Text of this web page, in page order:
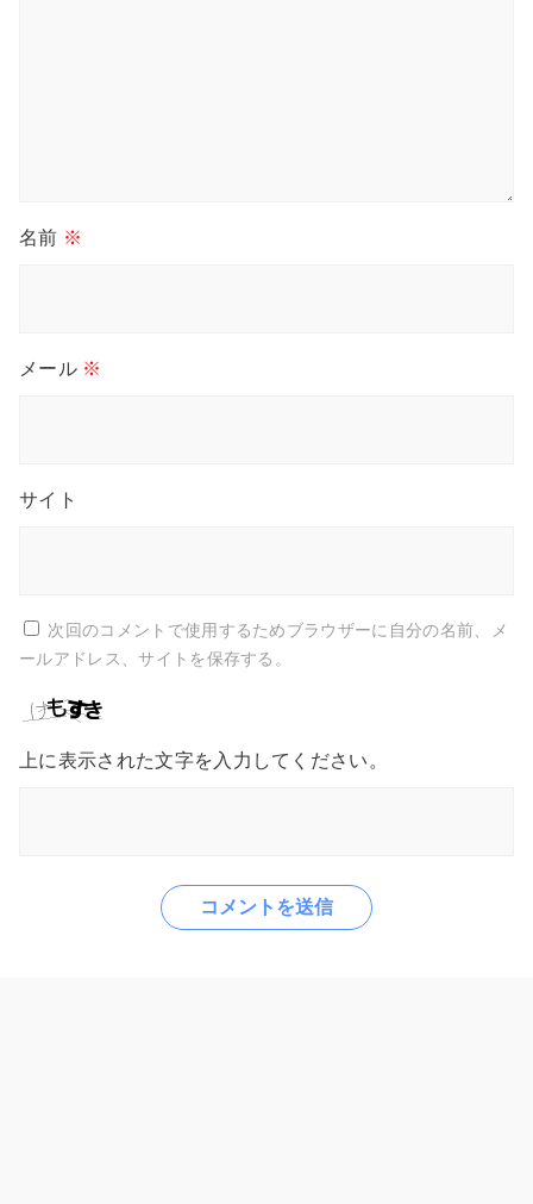
名前 ※
メール ※
サイト
次回のコメントで使用するためブラウザーに自分の名前、メ
ールアドレス、サイトを保存する。
上に表示された文字を入力してください。